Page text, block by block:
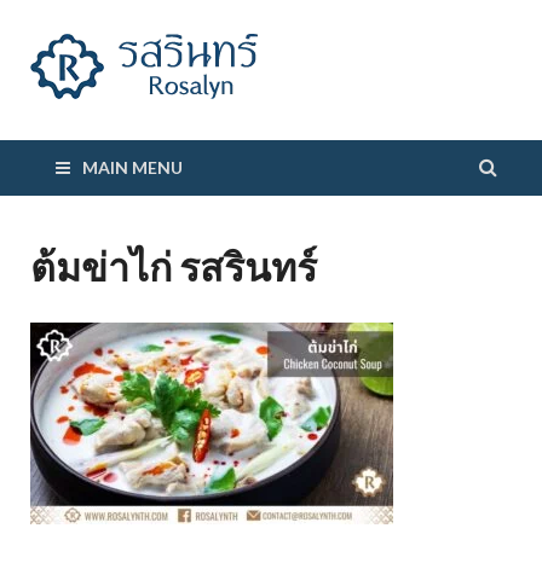
MAIN MENU
ต้มข่าไก่ รสรินทร์